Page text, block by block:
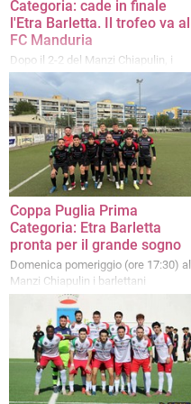
Categoria: cade in finale
l'Etra Barletta. Il trofeo va al
FC Manduria
Dopo il 2-2 del Manzi Chiapulin, i
fortissimi biancoverdi tarantini di
impongono 5-2 al Nino Dimitri
Coppa Puglia Prima
Categoria: Etra Barletta
pronta per il grande sogno
Domenica pomeriggio (ore 17:30) al
Manzi Chiapulin i barlettani
sfideranno la finale di andata con il
fortissimo FC Manduria